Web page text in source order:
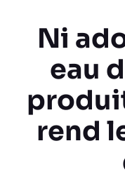
Ni
eau
rend